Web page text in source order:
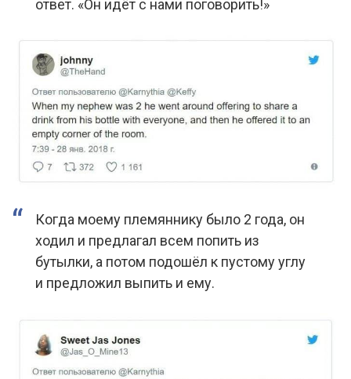
ответ. «Он идёт с нами поговорить!»
Когда моему племяннику было 2 года, он
ходил и предлагал всем попить из
бутылки, а потом подошёл к пустому углу
и предложил выпить и ему.